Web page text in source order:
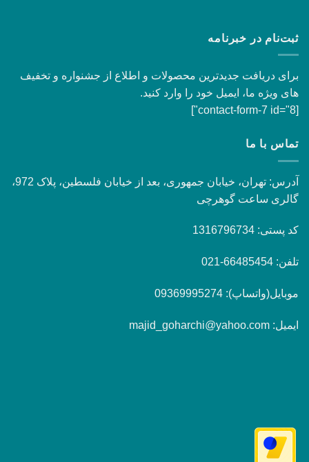
ثبت‌نام در خبرنامه
برای دریافت جدیدترین محصولات و اطلاع از جشنواره و تخفیف
های ویژه ما، ایمیل خود را وارد کنید.
[contact-form-7 id="8"]
تماس با ما
آدرس: تهران، خیابان جمهوری، بعد از خیابان فلسطین، پلاک 972،
گالری ساعت گوهرچی
کد پستی: 1316796734
تلفن: 66485454-021
موبایل(واتساپ): 09369995274
ایمیل: majid_goharchi@yahoo.com